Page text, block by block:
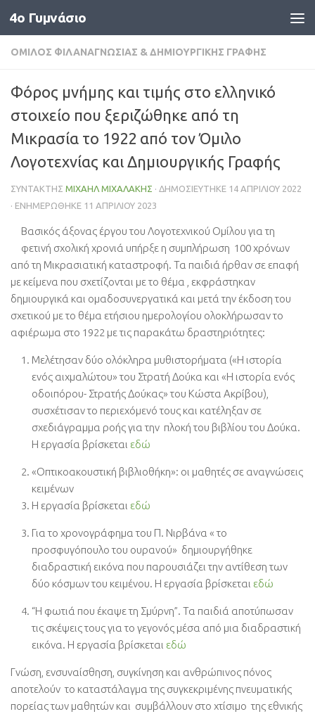
Skip to content
4o Γυμνάσιο
ΌΜΙΛΟΣ ΦΙΛΑΝΑΓΝΩΣΊΑΣ & ΔΗΜΙΟΥΡΓΙΚΉΣ ΓΡΑΦΉΣ
Φόρος μνήμης και τιμής στο ελληνικό
στοιχείο που ξεριζώθηκε από τη
Μικρασία το 1922 από τον Όμιλο
Λογοτεχνίας και Δημιουργικής Γραφής
ΣΥΝΤΆΚΤΗΣ ΜΙΧΑΉΛ ΜΙΧΑΛΆΚΗΣ · ΔΗΜΟΣΙΕΎΤΗΚΕ 14 ΑΠΡΙΛΊΟΥ 2022
· ΕΝΗΜΕΡΏΘΗΚΕ 11 ΑΠΡΙΛΊΟΥ 2023
Βασικός άξονας έργου του Λογοτεχνικού Ομίλου για τη
φετινή σχολική χρονιά υπήρξε η συμπλήρωση 100 χρόνων
από τη Μικρασιατική καταστροφή. Τα παιδιά ήρθαν σε επαφή
με κείμενα που σχετίζονται με το θέμα , εκφράστηκαν
δημιουργικά και ομαδοσυνεργατικά και μετά την έκδοση του
σχετικού με το θέμα ετήσιου ημερολογίου ολοκλήρωσαν το
αφιέρωμα στο 1922 με τις παρακάτω δραστηριότητες:
Μελέτησαν δύο ολόκληρα μυθιστορήματα («Η ιστορία
ενός αιχμαλώτου» του Στρατή Δούκα και «Η ιστορία ενός
οδοιπόρου- Στρατής Δούκας» του Κώστα Ακρίβου),
συσχέτισαν το περιεχόμενό τους και κατέληξαν σε
σχεδιάγραμμα ροής για την πλοκή του βιβλίου του Δούκα.
Η εργασία βρίσκεται εδώ
«Οπτικοακουστική βιβλιοθήκη»: οι μαθητές σε αναγνώσεις
κειμένων
Η εργασία βρίσκεται εδώ
Για το χρονογράφημα του Π. Νιρβάνα « το
προσφυγόπουλο του ουρανού» δημιουργήθηκε
διαδραστική εικόνα που παρουσιάζει την αντίθεση των
δύο κόσμων του κειμένου. Η εργασία βρίσκεται εδώ
“Η φωτιά που έκαψε τη Σμύρνη”. Τα παιδιά αποτύπωσαν
τις σκέψεις τους για το γεγονός μέσα από μια διαδραστική
εικόνα. Η εργασία βρίσκεται εδώ
Γνώση, ενσυναίσθηση, συγκίνηση και ανθρώπινος πόνος
αποτελούν το καταστάλαγμα της συγκεκριμένης πνευματικής
πορείας των μαθητών και συμβάλλουν στο χτίσιμο της εθνικής